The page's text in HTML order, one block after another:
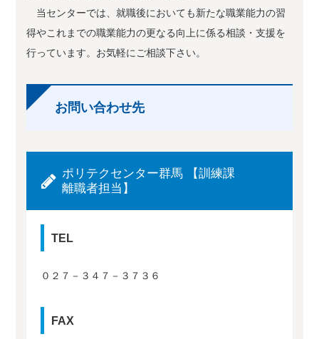
当センターでは、就職後においても新たな職業能力の習
得やこれまでの職業能力の更なる向上に係る相談・支援を
行っています。お気軽にご相談下さい。
お問い合わせ先
ポリテクセンター群馬 【訓練課
離職者担当】
TEL
０２７－３４７－３７３６
FAX